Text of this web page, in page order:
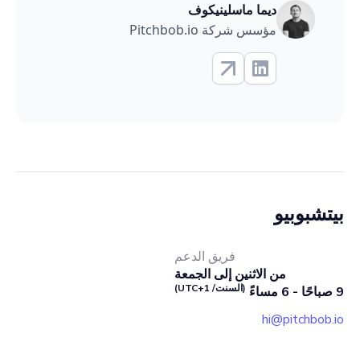
ديما ماسلينيكوف
مؤسس شركة Pitchbob.io
بيتشبوبيو
فريق الدعم
من الاثنين إلى الجمعة
9 صباحًا - 6 مساءً
(السنت/ UTC+1)
hi@pitchbob.io